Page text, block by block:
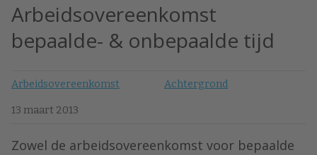
Arbeidsovereenkomst
bepaalde- & onbepaalde tijd
Arbeidsovereenkomst Achtergrond
13 maart 2013
Zowel de arbeidsovereenkomst voor bepaalde